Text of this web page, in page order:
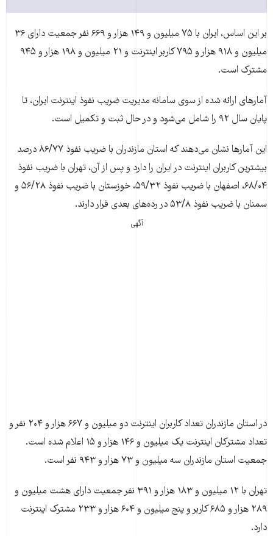
بر این اساس، ايران با ۷۵ ميليون و ۱۴۹ هزار و ۶۶۹ نفر جمعيت دارای ۳۶
ميليون و ۹۱۸ هزار و ۷۹۵ کاربر اينترنت و ۲۱ ميليون و ۱۹۸ هزار و ۹۴۵
مشترک است.
آمارهای ارائه شده از سوی سامانه مديريت ضريب نفوذ اينترنت ایران، تا
پايان سال ۹۲ را شامل می‌شود و در حال ثبت و تکميل است.
این آمارها نشان می‌دهند که استان مازندران با ضريب نفوذ ۸۶/۷۷ درصد
بيشترين کاربران اينترنت در ايران را دارد و پس از آن، تهران با ضريب نفوذ
۶۸/۰۴، اصفهان با ضريب نفوذ ۵۹/۳۲، خوزستان با ضريب نفوذ ۵۶/۲۸ و
سمنان با ضريب نفوذ ۵۳/۸ در رده‌های بعدی قرار دارند.
آگهی
در استان مازندران تعداد کاربران اينترنت دو ميليون و ۶۶۷ هزار و ۲۰۴ نفر و
تعداد مشترکان اينترنت یک ميليون و ۱۴۶ هزار و ۱۵ اعلام شده است.
جمعيت استان مازندران سه ميليون و ۷۳ هزار و ۹۴۳ نفر است.
تهران با ۱۲ ميليون و ۱۸۳ هزار و ۳۹۱ نفر جمعيت دارای هشت ميليون و
۲۸۹ هزار و ۶۸۵ کاربر و پنج ميليون و ۶۰۴ هزار و ۲۳۳ مشترک اينترنت
دارد.